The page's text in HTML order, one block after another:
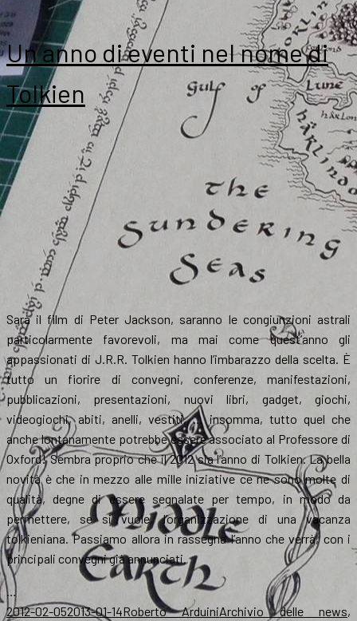
Un anno di eventi nel nome di
Tolkien
Sarà il film di Peter Jackson, saranno le congiunzioni astrali
particolarmente favorevoli, ma mai come quest’anno gli
appassionati di J.R.R. Tolkien hanno l’imbarazzo della scelta. È
tutto un fiorire di convegni, conferenze, manifestazioni,
pubblicazioni, presentazioni, nuovi libri, gadget, giochi,
videogiochi, abiti, anelli, vestiti, … insomma, tutto quel che
anche lontanamente potrebbe essere associato al Professore di
Oxford! Sembra proprio che il 2012 sia l’anno di Tolkien. La bella
novità è che in mezzo alle mille iniziative ce ne sono molte di
qualità, degne di essere segnalate per tempo, in modo da
permettere, se si vuole, l’organizzazione di una vacanza
tolkieniana. Passiamo allora in rassegna l’anno che verrà, con i
principali convegni già annunciati.
…
Scritto
2012-02-052013-01-14Autore
Roberto ArduiniCategorie
Archivio delle news,